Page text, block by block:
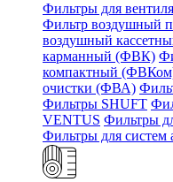
Фильтры для
Фильтр воздушный
воздушный
карманный (ФВК)
компактный
очистки (ФВА)
Фильтры SHUFT
VENTUS Фильтры
Фильтры для систем